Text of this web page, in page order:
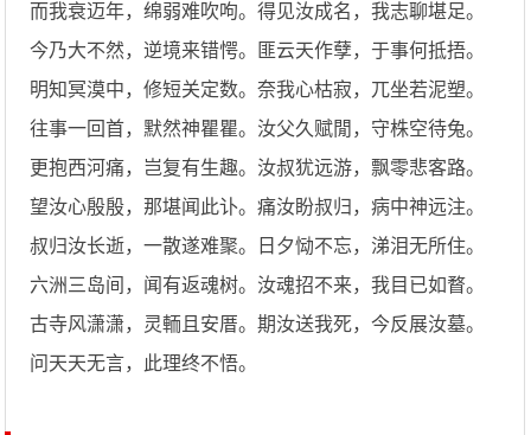
而我衰迈年，绵弱难吹呴。得见汝成名，我志聊堪足。
今乃大不然，逆境来错愕。匪云天作孽，于事何抵捂。
明知冥漠中，修短关定数。奈我心枯寂，兀坐若泥塑。
往事一回首，默然神瞿瞿。汝父久赋閒，守株空待兔。
更抱西河痛，岂复有生趣。汝叔犹远游，飘零悲客路。
望汝心殷殷，那堪闻此讣。痛汝盼叔归，病中神远注。
叔归汝长逝，一散遂难聚。日夕恸不忘，涕泪无所住。
六洲三岛间，闻有返魂树。汝魂招不来，我目已如瞀。
古寺风潇潇，灵輀且安厝。期汝送我死，今反展汝墓。
问天天无言，此理终不悟。